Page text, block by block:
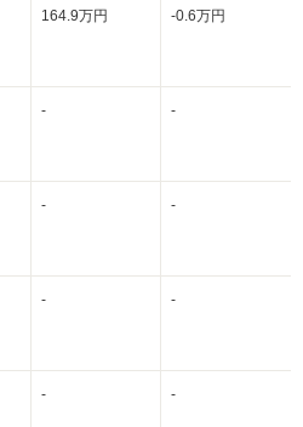
164.9万円 -0.6万円
- -
- -
- -
- -